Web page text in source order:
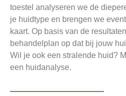
toestel analyseren we de
je huidtype en brengen we
kaart. Op basis van de
behandelplan op dat bij jouw
Wil je ook een stralende huid?
een huidanalyse.